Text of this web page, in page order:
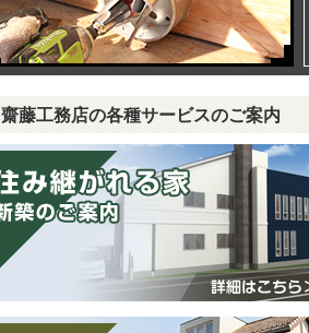
齋藤工務店の各種サービスのご案内